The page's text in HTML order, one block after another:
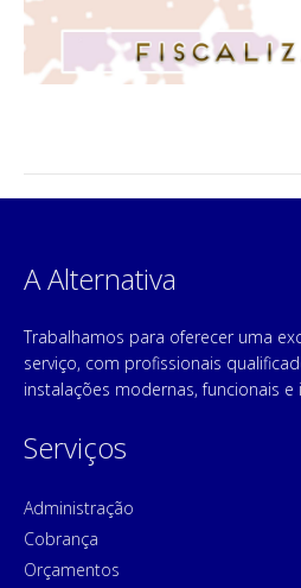
A Alternativa
Trabalhamos para oferecer uma
serviço, com profissionais
instalações modernas, funcionais
Serviços
Administração
Cobrança
Orçamentos